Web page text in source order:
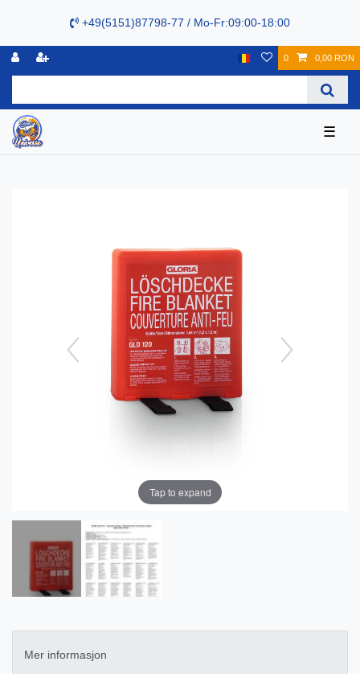
+49(5151)87798-77 / Mo-Fr:09:00-18:00
0 0,00 RON
☰
Tap to expand
Mer informasjon